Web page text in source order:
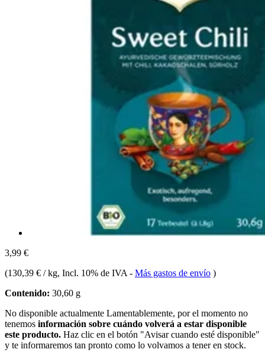
3,99 €
(130,39 € / kg, Incl. 10% de IVA - Más gastos de envío )
Contenido: 30,60 g
No disponible actualmente Lamentablemente, por el momento no
tenemos información sobre cuándo volverá a estar disponible
este producto. Haz clic en el botón "Avisar cuando esté disponible"
y te informaremos tan pronto como lo volvamos a tener en stock.